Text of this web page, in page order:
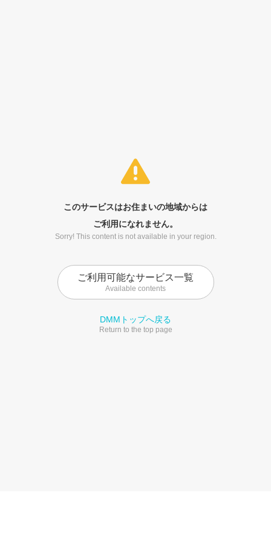
このサービスはお住まいの地域からは
ご利用になれません。
Sorry! This content is not available in your region.
ご利用可能なサービス一覧
Available contents
DMMトップへ戻る
Return to the top page